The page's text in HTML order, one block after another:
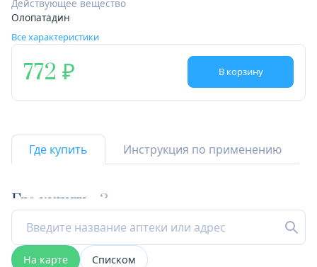
Действующее вещество
Олопатадин
Все характеристики
772 В корзину
Где купить Инструкция по применению
Где купить 3
На карте Списком